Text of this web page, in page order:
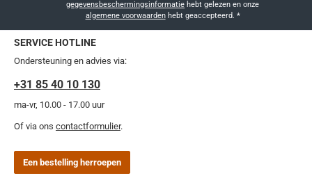
gegevensbeschermingsinformatie
algemene voorwaardenhebt geaccepteerd. *
SERVICE HOTLINE
Ondersteuning en advies via:
+31 85 40 10 130
ma-vr, 10.00 - 17.00 uur
Of via ons contactformulier.
Een bestelling herroepen